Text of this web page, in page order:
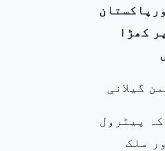
کھڑا
گیلانی
پیٹرول
ملک